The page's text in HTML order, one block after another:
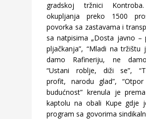
gradskoj tržnici
okupljanja preko 1500
povorka sa zastavama i
sa natpisima „Dosta javno –
pljačkanja”, “Mladi na tržištu
damo Rafineriju, ne
“Ustani roblje, diži se”,
profit, narodu glad”,
budućnost” krenula je
kaptolu na obali Kupe gdje
program sa govorima